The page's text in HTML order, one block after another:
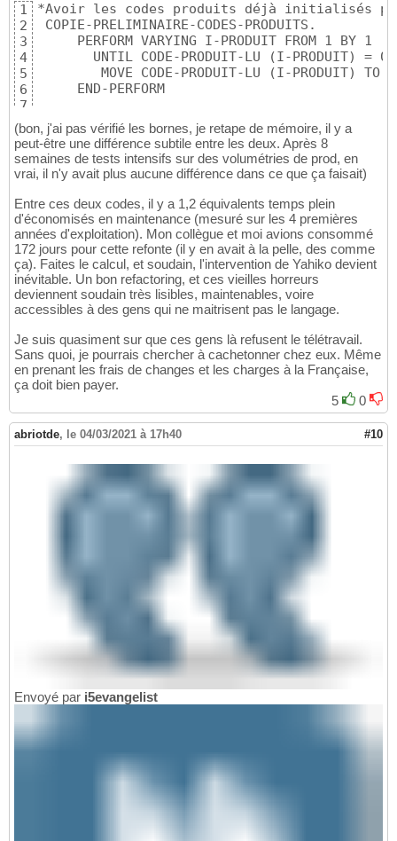
1
2
3
4
5
6
7
*Avoir les codes produits déjà initialisés
COPIE-PRELIMINAIRE-CODES-PRODUITS.
     PERFORM VARYING I-PRODUIT FROM 1 BY 1
       UNTIL CODE-PRODUIT-LU (I-PRODUIT) = 0
MOVE CODE-PRODUIT-LU (I-PRODUIT) TO
     END-PERFORM
(bon, j'ai pas vérifié les bornes, je retape de mémoire, il y a
peut-être une différence subtile entre les deux. Après 8
semaines de tests intensifs sur des volumétries de prod, en
vrai, il n'y avait plus aucune différence dans ce que ça faisait)
Entre ces deux codes, il y a 1,2 équivalents temps plein
d'économisés en maintenance (mesuré sur les 4 premières
années d'exploitation). Mon collègue et moi avions consommé
172 jours pour cette refonte (il y en avait à la pelle, des comme
ça). Faites le calcul, et soudain, l'intervention de Yahiko devient
inévitable. Un bon refactoring, et ces vieilles horreurs
deviennent soudain très lisibles, maintenables, voire
accessibles à des gens qui ne maitrisent pas le langage.
Je suis quasiment sur que ces gens là refusent le télétravail.
Sans quoi, je pourrais chercher à cachetonner chez eux. Même
en prenant les frais de changes et les charges à la Française,
ça doit bien payer.
5
0
abriotde, le 04/03/2021 à 17h40 #10
Envoyé par i5evangelist